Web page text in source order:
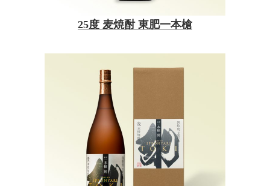
25度 麦焼酎 東肥一本槍